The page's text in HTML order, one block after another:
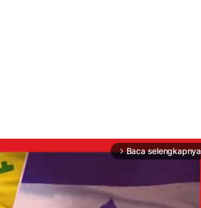
arrow_forward_ios Baca selengkapnya